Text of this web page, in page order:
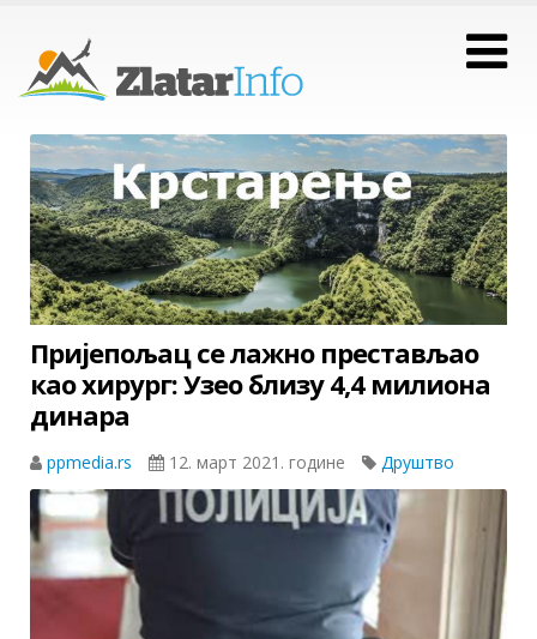
Пријепољац се лажно престављао
као хирург: Узео близу 4,4 милиона
динара
ppmedia.rs 12. март 2021. године Друштво